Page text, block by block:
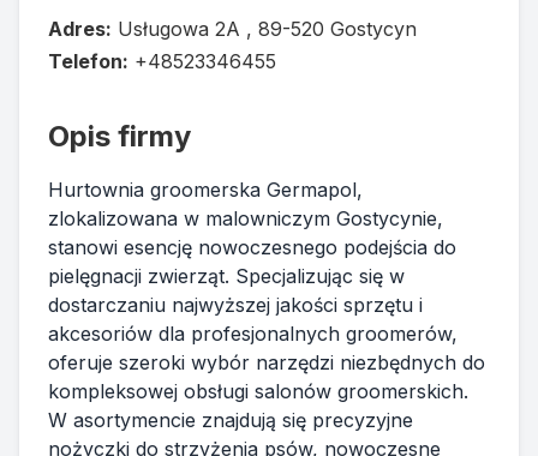
Adres: Usługowa 2A , 89-520 Gostycyn
Telefon: +48523346455
Opis firmy
Hurtownia groomerska Germapol,
zlokalizowana w malowniczym Gostycynie,
stanowi esencję nowoczesnego podejścia do
pielęgnacji zwierząt. Specjalizując się w
dostarczaniu najwyższej jakości sprzętu i
akcesoriów dla profesjonalnych groomerów,
oferuje szeroki wybór narzędzi niezbędnych do
kompleksowej obsługi salonów groomerskich.
W asortymencie znajdują się precyzyjne
nożyczki do strzyżenia psów, nowoczesne